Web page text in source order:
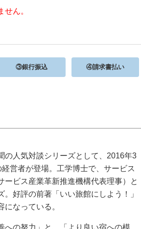
ん。
③銀行振込 ④請求書払い
人気対談シリーズとして、2016年3
営者が登場。工学博士で、サービス
ビス産業革新推進機構代表理事）と
好評の前著「いい旅館にしよう！」
なっている。
の努力」と、「より良い宿への模